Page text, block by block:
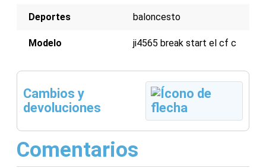
Deportes baloncesto
Modelo ji4565 break start el cf c
Cambios y
devoluciones
Comentarios